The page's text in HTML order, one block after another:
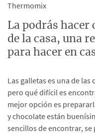
Thermomix
La podrás
de la casa, una
para hacer en
Las galletas es una de las
pero qué difícil es
mejor opción es
y chocolate están
sencillos de encontrar,